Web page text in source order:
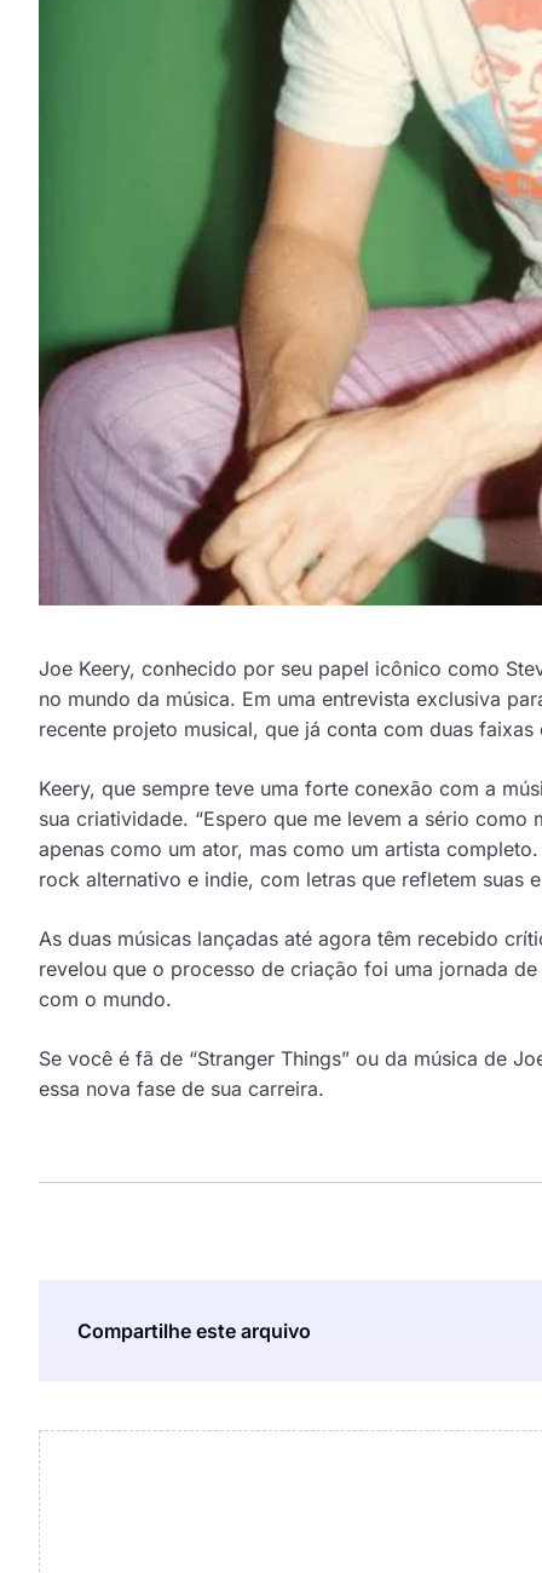
Joe Keery, conhecido por seu papel icônico como
no mundo da música. Em uma entrevista exclusiva
recente projeto musical, que já conta com duas
Keery, que sempre teve uma forte conexão com a
sua criatividade. “Espero que me levem a sério
apenas como um ator, mas como um artista
rock alternativo e indie, com letras que refletem suas
As duas músicas lançadas até agora têm recebido
revelou que o processo de criação foi uma jornada
com o mundo.
Se você é fã de “Stranger Things” ou da música de
essa nova fase de sua carreira.
Compartilhe este arquivo